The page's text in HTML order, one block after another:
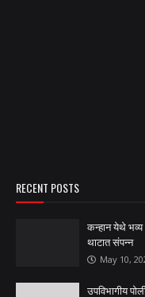
RECENT POSTS
कन्हान येथे भव्य
थाटात संपन्न
May 10,
उपविभागीय